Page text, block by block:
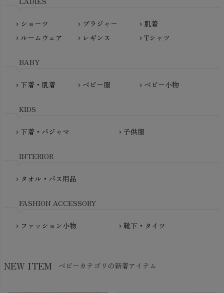
nanadecor（ナナデェコール）
PeopleTree（ピープルツリー）
PRISTINE（プリスティン）
fromF（フロムエフ）
Madame MO（マダムモー）
maggies（マギーズ）
MATONA（マトナ）
mini rodini（ミニロディーニ）
My Little Cozmo（マイリトルコズモ）
NewNative（ニューネイティブ）
chevron_right ショーツ chevron_right ブラジャー chevron_right 肌着
chevron_right ルームウェア chevron_right レギンス chevron_rightTシャツ
BABY
chevron_right 下着・肌着 chevron_right ベビー服 chevron_right ベビー小物
KIDS
chevron_right 下着・パジャマ chevron_right 子供服
INTERIOR
chevron_right タオル・バス用品
FASHION ACCESSORY
chevron_right ファッション小物 chevron_right 靴下・タイツ
NEW ITEM ベビーカテゴリの新着アイテム